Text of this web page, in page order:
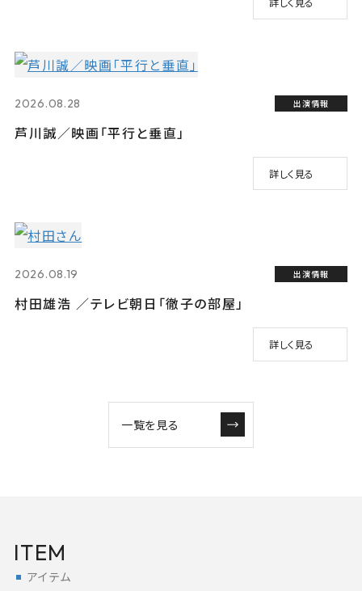
2026.08.28 出演情報
芦川誠／映画「平行と垂直」
詳しく見る
2026.08.19 出演情報
村田雄浩 ／テレビ朝日「徹子の部屋」
詳しく見る
一覧を見る
ITEM
アイテム